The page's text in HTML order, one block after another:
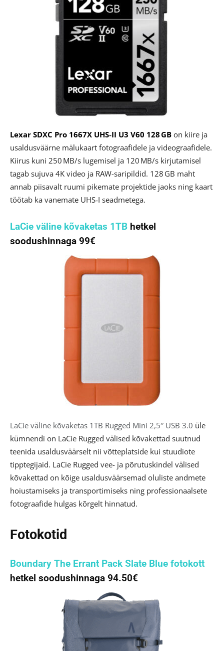
Lexar SDXC Pro 1667X UHS‑II U3 V60 128 GB on kiire ja
usaldusväärne mälukaart fotograafidele ja videograafidele.
Kiirus kuni 250 MB/s lugemisel ja 120 MB/s kirjutamisel
tagab sujuva 4K video ja RAW-saripildid. 128 GB maht
annab piisavalt ruumi pikemate projektide jaoks ning kaart
töötab ka vanemate UHS‑I seadmetega.
LaCie väline kõvaketas 1TB hetkel
soodushinnaga 99€
LaCie väline kõvaketas 1TB Rugged Mini 2,5″ USB 3.0 üle
kümnendi on LaCie Rugged välised kõvakettad suutnud
teenida usaldusväärselt nii võtteplatside kui stuudiote
tipptegijaid. LaCie Rugged vee- ja põrutuskindel välised
kõvakettad on kõige usaldusväärsemad oluliste andmete
hoiustamiseks ja transportimiseks ning professionaalsete
fotograafide hulgas kõrgelt hinnatud.
Fotokotid
Boundary The Errant Pack Slate Blue fotokott
hetkel soodushinnaga 94.50€